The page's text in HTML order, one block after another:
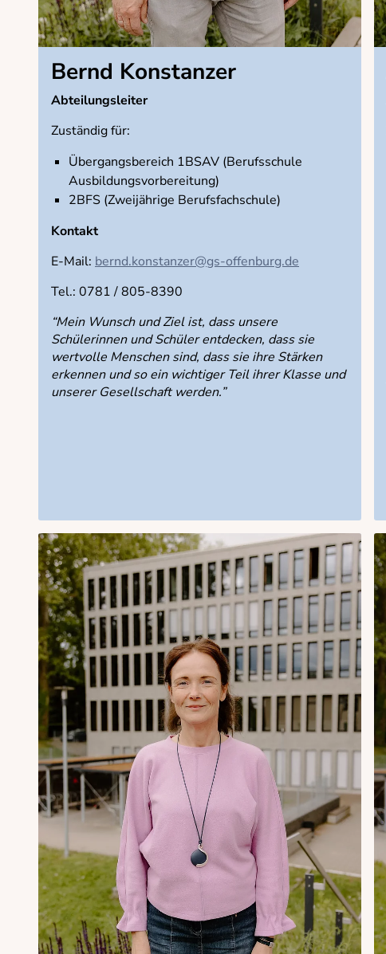
Bernd Konstanzer
Abteilungsleiter
Zuständig für:
Übergangsbereich 1BSAV (Berufsschule
Ausbildungsvorbereitung)
2BFS (Zweijährige Berufsfachschule)
Kontakt
E-Mail: bernd.konstanzer@gs-offenburg.de
Tel.: 0781 / 805-8390
“Mein Wunsch und Ziel ist, dass unsere
Schülerinnen und Schüler entdecken, dass sie
wertvolle Menschen sind, dass sie ihre Stärken
erkennen und so ein wichtiger Teil ihrer Klasse und
unserer Gesellschaft werden.”